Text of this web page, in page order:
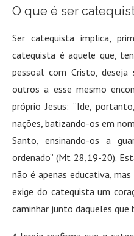
O que é ser
Ser catequista implica,
catequista é aquele que,
pessoal com Cristo, deseja
outros a esse mesmo
próprio Jesus: “Ide,
nações, batizando-os em
Santo, ensinando-os a
ordenado” (Mt 28,19-20).
não é apenas educativa,
exige do catequista um
caminhar junto daqueles que